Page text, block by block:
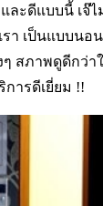
และดีแบบนี้ เ
รา เป็นแบบนอ
ๆ สภาพดูดีกว่
ารดีเยี่ยม !!